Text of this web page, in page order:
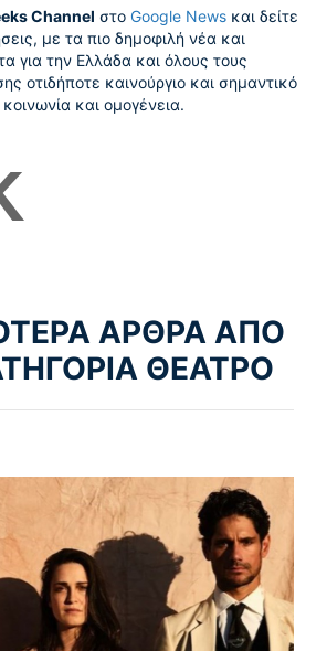
Channel στο Google News και δείτε
με τα πιο δημοφιλή νέα και
για την Ελλάδα και όλους τους
οτιδήποτε καινούργιο και σημαντικό
και ομογένεια.
ΑΡΘΡΑ ΑΠΟ
ΘΕΑΤΡΟ